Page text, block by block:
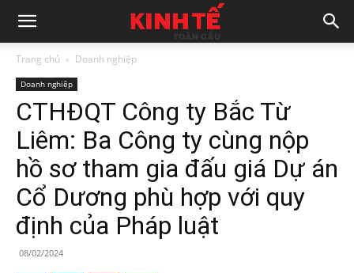
Trang chủ Doanh nghiệp
Doanh nghiệp
CTHĐQT Công ty Bắc Từ
Liêm: Ba Công ty cùng nộp
hồ sơ tham gia đấu giá Dự án
Cổ Dương phù hợp với quy
định của Pháp luật
08/02/2024